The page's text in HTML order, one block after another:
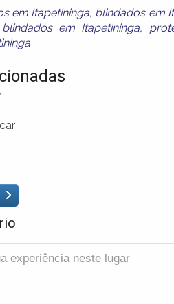
em Itapetininga, blindados em
em Itapetininga,